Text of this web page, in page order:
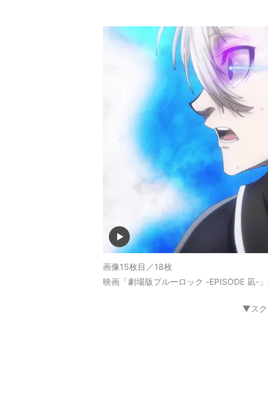
画像15枚目／18枚
映画「劇場版ブルーロック -EPISODE 凪-
▼スク